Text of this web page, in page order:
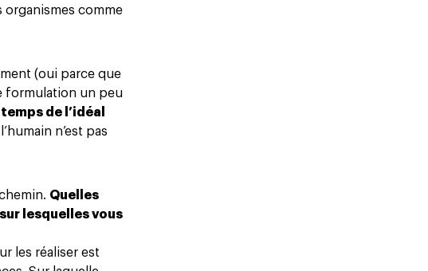
organismes comme
(oui parce que
formulation un peu
de l’idéal
n’est pas
Quelles
lesquelles vous
les réaliser est